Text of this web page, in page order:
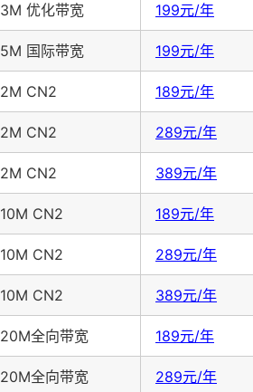
3M 优化带宽 199元/年
5M 国际带宽 199元/年
2M CN2 189元/年
2M CN2 289元/年
2M CN2 389元/年
10M CN2 189元/年
10M CN2 289元/年
10M CN2 389元/年
20M全向带宽 189元/年
20M全向带宽 289元/年